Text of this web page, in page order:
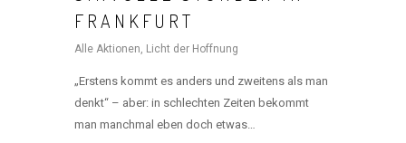
FRANKFURT
Alle Aktionen, Licht der Hoffnung
„Erstens kommt es anders und zweitens als man
denkt“ – aber: in schlechten Zeiten bekommt
man manchmal eben doch etwas…